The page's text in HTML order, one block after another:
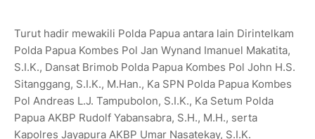
Turut hadir mewakili Polda Papua antara lain Dirintelkam
Polda Papua Kombes Pol Jan Wynand Imanuel Makatita,
S.I.K., Dansat Brimob Polda Papua Kombes Pol John H.S.
Sitanggang, S.I.K., M.Han., Ka SPN Polda Papua Kombes
Pol Andreas L.J. Tampubolon, S.I.K., Ka Setum Polda
Papua AKBP Rudolf Yabansabra, S.H., M.H., serta
Kapolres Jayapura AKBP Umar Nasatekay, S.I.K.